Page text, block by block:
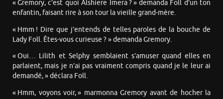
« Gremory, c’est quoi Alshiere Imera ? » demanda Foll d’un ton
enfantin, faisant rire à son tour la vieille grand-mère.
« Hmm ! Dire que j’entends de telles paroles de la bouche de
Lady Foll. Êtes-vous curieuse ? » demanda Gremory.
« Oui… Lilith et Selphy semblaient s’amuser quand elles en
parlaient, mais je n’ai pas vraiment compris quand je le leur ai
demandé, » déclara Foll.
« Hmm, voyons voir, » marmonna Gremory avant de hocher la